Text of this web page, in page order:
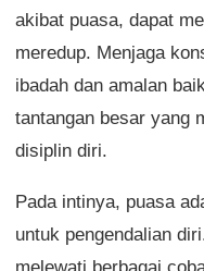
akibat puasa, dapat
meredup. Menjaga
ibadah dan amalan
tantangan besar yang
disiplin diri.
Pada intinya, puasa
untuk pengendalian